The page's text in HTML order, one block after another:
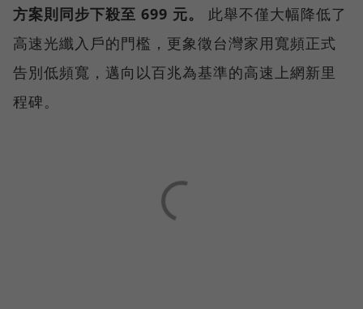
方案則同步下殺至 699 元。
此舉不僅大幅降低了
高速光纖入戶的門檻，更象徵台灣家用寬頻正式
告別低頻寬，邁向以百兆為基準的高速上網新里
程碑。